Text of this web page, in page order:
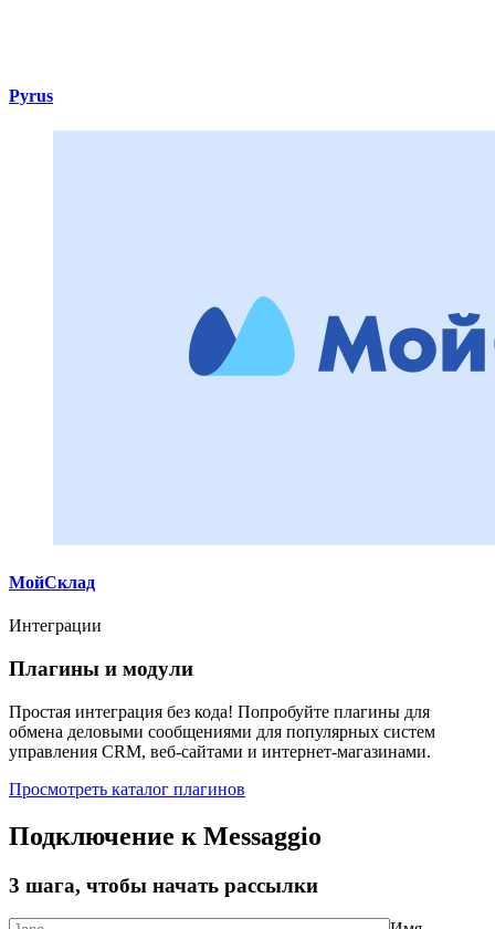
Pyrus
МойСклад
Интеграции
Плагины и модули
Простая интеграция без кода! Попробуйте плагины для
обмена деловыми сообщениями для популярных систем
управления CRM, веб-сайтами и интернет-магазинами.
Просмотреть каталог плагинов
Подключение к Messaggio
3 шага, чтобы начать рассылки